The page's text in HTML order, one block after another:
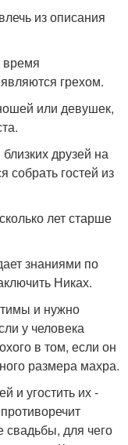
из описания
грехом.
или девушек,
друзей на
собрать гостей из
лет старше
знаниями по
Никах.
и нужно
у человека
в том, если он
размера махра.
и угостить их -
для чего